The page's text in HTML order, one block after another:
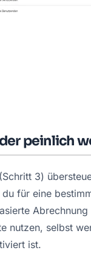
peinlich
3)
für eine
nutzen, selbst
ist.